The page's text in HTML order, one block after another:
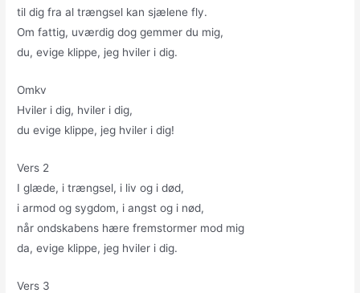
til dig fra al trængsel kan sjælene fly.
Om fattig, uværdig dog gemmer du mig,
du, evige klippe, jeg hviler i dig.
Omkv
Hviler i dig, hviler i dig,
du evige klippe, jeg hviler i dig!
Vers 2
I glæde, i trængsel, i liv og i død,
i armod og sygdom, i angst og i nød,
når ondskabens hære fremstormer mod mig
da, evige klippe, jeg hviler i dig.
Vers 3